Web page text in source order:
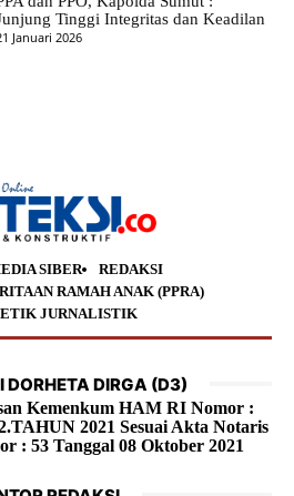
Tinggi Integritas dan Keadilan
Januari 2026
SIBER
REDAKSI
RAMAH ANAK (PPRA)
JURNALISTIK
DORHETA DIRGA (D3)
Kemenkum HAM RI Nomor :
2021 Sesuai Akta Notaris
: 53 Tanggal 08 Oktober 2021